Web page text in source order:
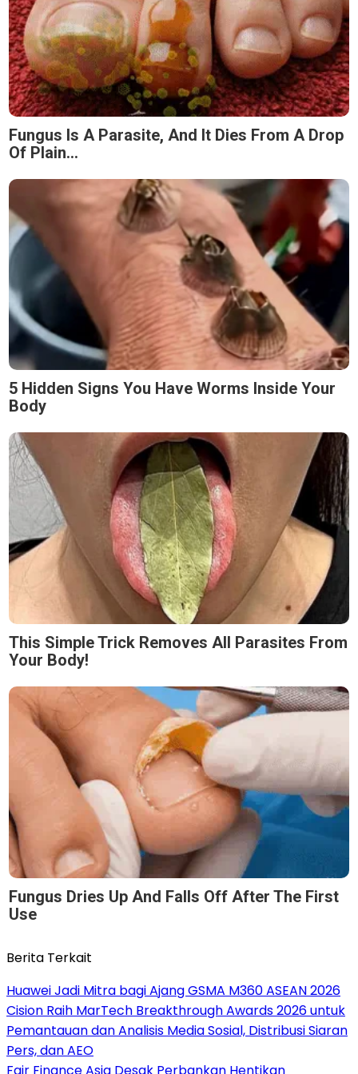
Fungus Is A Parasite, And It Dies From A Drop
Of Plain...
5 Hidden Signs You Have Worms Inside Your
Body
This Simple Trick Removes All Parasites From
Your Body!
Fungus Dries Up And Falls Off After The First
Use
Berita Terkait
Huawei Jadi Mitra bagi Ajang GSMA M360 ASEAN 2026
Cision Raih MarTech Breakthrough Awards 2026 untuk
Pemantauan dan Analisis Media Sosial, Distribusi Siaran
Pers, dan AEO
Fair Finance Asia Desak Perbankan Hentikan